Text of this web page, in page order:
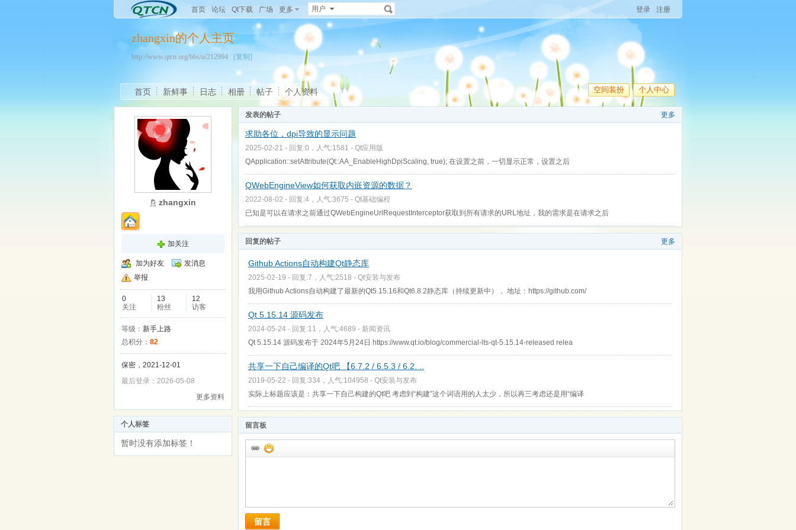
首页 论坛 Qt下载 广场 更多 用户 登录 注册
zhangxin的个人主页
http://www.qtcn.org/bbs/u/212994 [复制]
空间装扮 个人中心
首页 新鲜事 日志 相册 帖子 个人资料
zhangxin
加关注
加为好友
发消息
举报
0
关注
13
粉丝
12
访客
等级： 新手上路
总积分： 82
保密，2021-12-01
最后登录：2026-05-08
更多资料
个人标签
暂时没有添加标签！
更多
发表的帖子
求助各位，dpi导致的显示问题
2025-02-21 - 回复:0，人气:1581 - Qt应用版
QApplication::setAttribute(Qt::AA_EnableHighDpiScaling, true); 在设置之前，一切显示正常，设置之后
QWebEngineView如何获取内嵌资源的数据？
2022-08-02 - 回复:4，人气:3675 - Qt基础编程
已知是可以在请求之前通过QWebEngineUrlRequestInterceptor获取到所有请求的URL地址，我的需求是在请求之后
更多
回复的帖子
Github Actions自动构建Qt静态库
2025-02-19 - 回复:7，人气:2518 - Qt安装与发布
我用Github Actions自动构建了最新的Qt5.15.16和Qt6.8.2静态库（持续更新中）， 地址：https://github.com/
Qt 5.15.14 源码发布
2024-05-24 - 回复:11，人气:4689 - 新闻资讯
Qt 5.15.14 源码发布于 2024年5月24日 https://www.qt.io/blog/commercial-lts-qt-5.15.14-released relea
共享一下自己编译的Qt吧 【6.7.2 / 6.5.3 / 6.2. ..
2019-05-22 - 回复:334，人气:104958 - Qt安装与发布
实际上标题应该是：共享一下自己构建的Qt吧 考虑到“构建”这个词语用的人太少，所以再三考虑还是用“编译
留言板
留言